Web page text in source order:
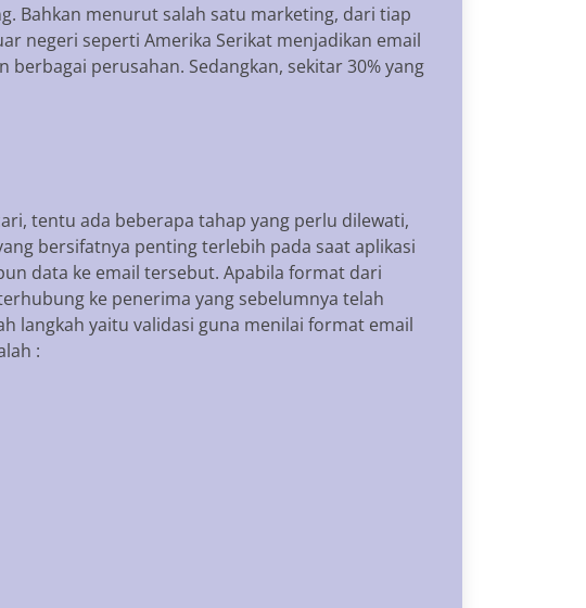
Bahkan menurut salah satu marketing, dari tiap
negeri seperti Amerika Serikat menjadikan email
perusahan. Sedangkan, sekitar 30% yang
tentu ada beberapa tahap yang perlu dilewati,
bersifatnya penting terlebih pada saat aplikasi
data ke email tersebut. Apabila format dari
ke penerima yang sebelumnya telah
langkah yaitu validasi guna menilai format email
: